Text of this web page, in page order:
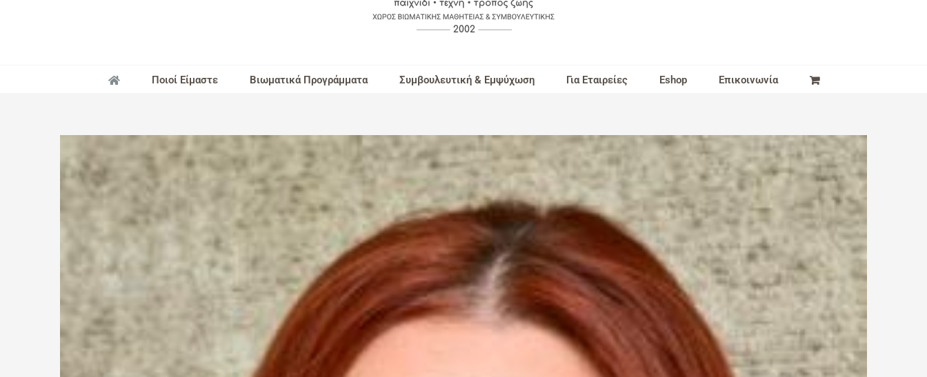
Ποιοί Είμαστε Βιωματικά Προγράμματα Συμβουλευτική & Εμψύχωση Για Εταιρείες Eshop Επικοινωνία